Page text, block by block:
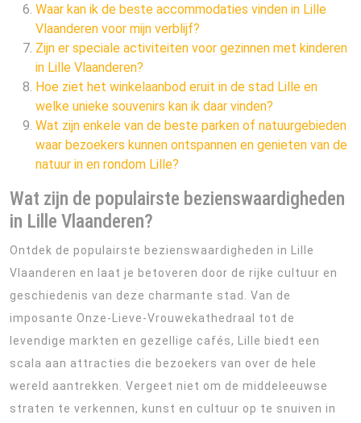
Waar kan ik de beste accommodaties vinden in Lille
Vlaanderen voor mijn verblijf?
Zijn er speciale activiteiten voor gezinnen met kinderen
in Lille Vlaanderen?
Hoe ziet het winkelaanbod eruit in de stad Lille en
welke unieke souvenirs kan ik daar vinden?
Wat zijn enkele van de beste parken of natuurgebieden
waar bezoekers kunnen ontspannen en genieten van de
natuur in en rondom Lille?
Wat zijn de populairste bezienswaardigheden
in Lille Vlaanderen?
Ontdek de populairste bezienswaardigheden in Lille
Vlaanderen en laat je betoveren door de rijke cultuur en
geschiedenis van deze charmante stad. Van de
imposante Onze-Lieve-Vrouwekathedraal tot de
levendige markten en gezellige cafés, Lille biedt een
scala aan attracties die bezoekers van over de hele
wereld aantrekken. Vergeet niet om de middeleeuwse
straten te verkennen, kunst en cultuur op te snuiven in